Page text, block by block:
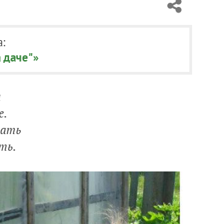
даче"»